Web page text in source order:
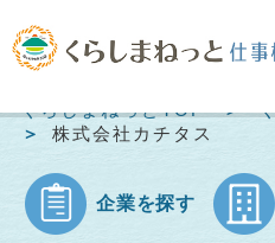
くらしまねっとTOP
株式会社カチタス
企業を探す